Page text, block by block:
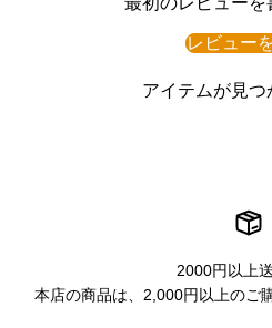
レビュー
アイテムが見つ
2000円以上
本店の商品は、2,000円以上のご